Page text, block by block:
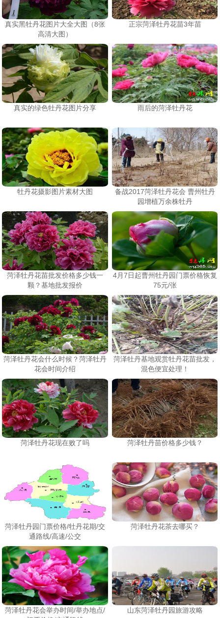
真实黑牡丹花图片大全大图（8张
高清大图）
正宗菏泽牡丹花苗3年苗
真实的绿色牡丹花图片分享 雨后的菏泽牡丹花
牡丹花摄影图片素材大图
备战2017菏泽牡丹花会 曹州牡丹
园增植万余株牡丹
菏泽牡丹花苗批发价格多少钱一
颗？基地批发报价
4月7日起曹州牡丹园门票价格恢复
75元/张
菏泽牡丹花会什么时候？菏泽牡丹
花会时间介绍
菏泽牡丹基地观赏牡丹花苗批发，
混色便宜处理！
菏泽牡丹花现在败了吗 菏泽牡丹苗价格多少钱？
菏泽牡丹园门票价格/牡丹花期/交
通路线/高速/公交
菏泽牡丹花茶去哪买？
菏泽牡丹花会举办时间/举办地点/
山东菏泽牡丹园旅游攻略